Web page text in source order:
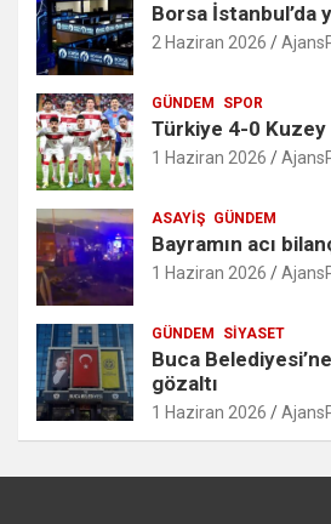
Borsa İstanbul’da
2 Haziran 2026
GÜNDEM SPOR
Türkiye 4-0
1 Haziran 2026
ASAYIŞ GÜNDEM
Bayramın acı
1 Haziran 2026
GÜNDEM SIYASET
Buca
gözaltı
1 Haziran 2026